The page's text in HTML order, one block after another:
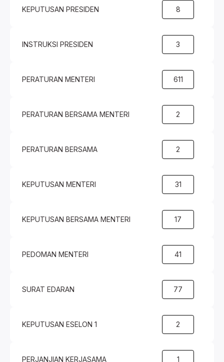
KEPUTUSAN PRESIDEN 8
INSTRUKSI PRESIDEN 3
PERATURAN MENTERI 611
PERATURAN BERSAMA MENTERI 2
PERATURAN BERSAMA 2
KEPUTUSAN MENTERI 31
KEPUTUSAN BERSAMA MENTERI 17
PEDOMAN MENTERI 41
SURAT EDARAN 77
KEPUTUSAN ESELON 1 2
PERJANJIAN KERJASAMA 1